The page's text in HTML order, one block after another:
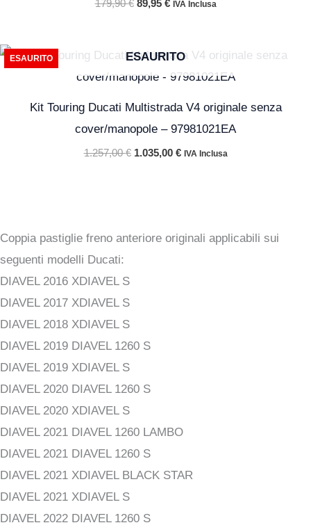
179,90€ 89,95 € IVA Inclusa
ESAURITO ESAURITO
Kit Touring Ducati Multistrada V4 originale senza
cover/manopole – 97981021EA
1.257,00€
Il
prezzo
originale
1.257,00 €.
1.035,00 €
Il
prezzo
attuale
1.035,00 €.
IVA Inclusa
Coppia pastiglie freno anteriore originali applicabili sui
seguenti modelli Ducati:
DIAVEL 2016 XDIAVEL S
DIAVEL 2017 XDIAVEL S
DIAVEL 2018 XDIAVEL S
DIAVEL 2019 DIAVEL 1260 S
DIAVEL 2019 XDIAVEL S
DIAVEL 2020 DIAVEL 1260 S
DIAVEL 2020 XDIAVEL S
DIAVEL 2021 DIAVEL 1260 LAMBO
DIAVEL 2021 DIAVEL 1260 S
DIAVEL 2021 XDIAVEL BLACK STAR
DIAVEL 2021 XDIAVEL S
DIAVEL 2022 DIAVEL 1260 S